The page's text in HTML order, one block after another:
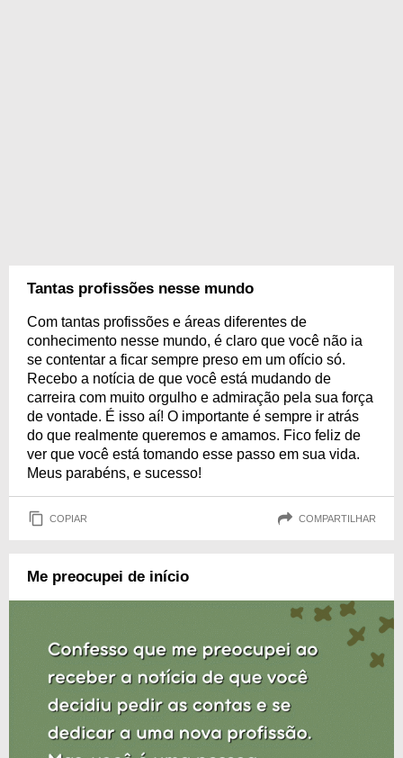
Tantas profissões nesse mundo
Com tantas profissões e áreas diferentes de
conhecimento nesse mundo, é claro que você não ia
se contentar a ficar sempre preso em um ofício só.
Recebo a notícia de que você está mudando de
carreira com muito orgulho e admiração pela sua força
de vontade. É isso aí! O importante é sempre ir atrás
do que realmente queremos e amamos. Fico feliz de
ver que você está tomando esse passo em sua vida.
Meus parabéns, e sucesso!
COPIAR COMPARTILHAR
Me preocupei de início